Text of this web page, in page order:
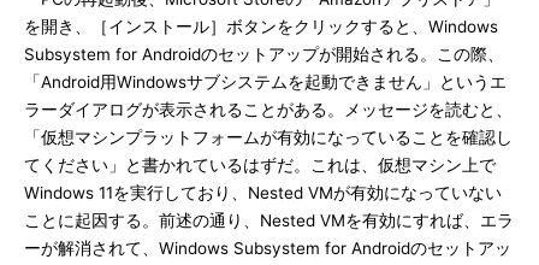
を開き、［インストール］ボタンをクリックすると、Windows
Subsystem for Androidのセットアップが開始される。この際、
「Android用Windowsサブシステムを起動できません」というエ
ラーダイアログが表示されることがある。メッセージを読むと、
「仮想マシンプラットフォームが有効になっていることを確認し
てください」と書かれているはずだ。これは、仮想マシン上で
Windows 11を実行しており、Nested VMが有効になっていない
ことに起因する。前述の通り、Nested VMを有効にすれば、エラ
ーが解消されて、Windows Subsystem for Androidのセットアッ